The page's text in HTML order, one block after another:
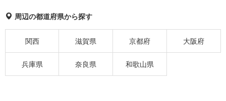
周辺の都道府県から探す
関西 滋賀県 京都府 大阪府
兵庫県 奈良県 和歌山県